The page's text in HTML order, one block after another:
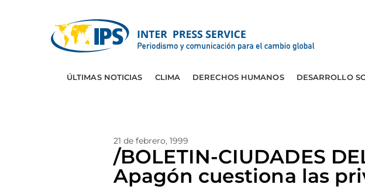
ÚLTIMAS NOTICIAS CLIMA DERECHOS HUMANOS DESARROLLO
21 de febrero, 1999
/BOLETIN-CIUDADES
Apagón cuestiona las